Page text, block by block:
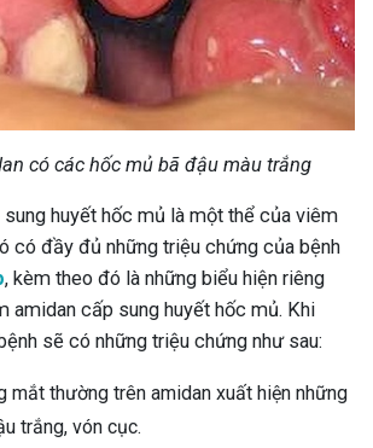
có các hốc mủ bã đậu màu trắng
huyết hốc mủ là một thể của viêm
có đầy đủ những triệu chứng của bệnh
, kèm theo đó là những biểu hiện riêng
amidan cấp sung huyết hốc mủ. Khi
sẽ có những triệu chứng như sau:
mắt thường trên amidan xuất hiện những
trắng, vón cục.